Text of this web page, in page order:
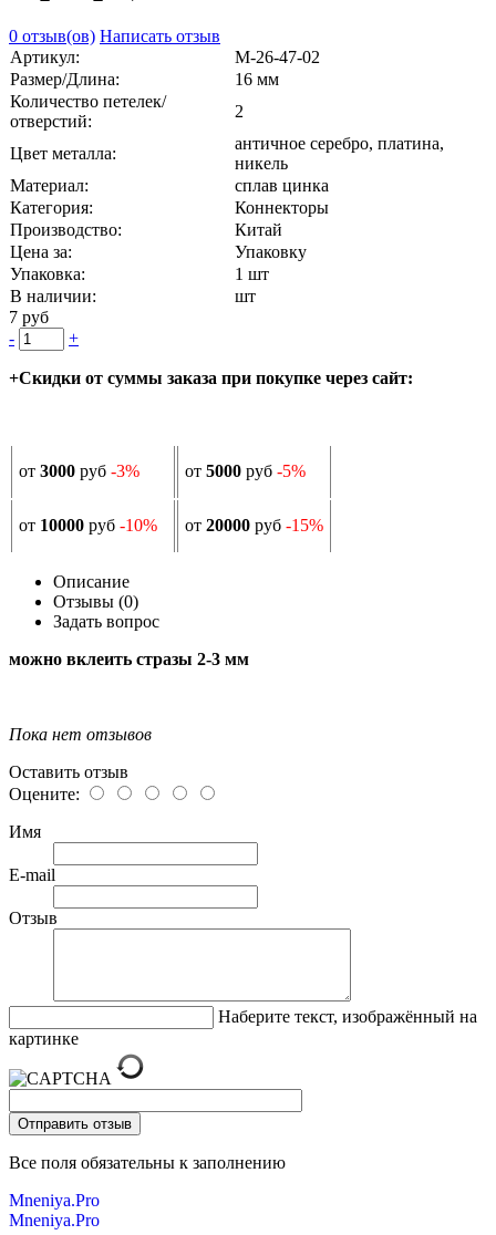
0 отзыв(ов) Написать отзыв
Артикул:
М-26-47-02
Размер/Длина:
16 мм
Количество петелек/
отверстий:
2
Цвет металла:
античное серебро, платина,
никель
Материал:
сплав цинка
Категория:
Коннекторы
Производство:
Китай
Цена за:
Упаковку
Упаковка:
1 шт
В наличии:
шт
7 руб
-
+
+Скидки от суммы заказа при покупке через сайт:
от 3000 руб -3% от 5000 руб -5%
от 10000 руб -10% от 20000 руб -15%
Описание
Отзывы (0)
Задать вопрос
можно вклеить стразы 2-3 мм
Пока нет отзывов
Оставить отзыв
Оцените:
Имя
E-mail
Отзыв
Наберите текст, изображённый на
картинке
Все поля обязательны к заполнению
Mneniya.Pro
Mneniya.Pro